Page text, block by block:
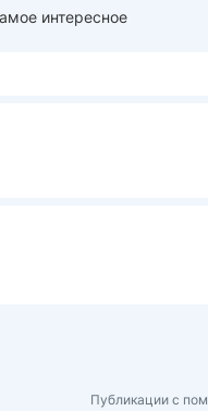
интересное
Публикации с